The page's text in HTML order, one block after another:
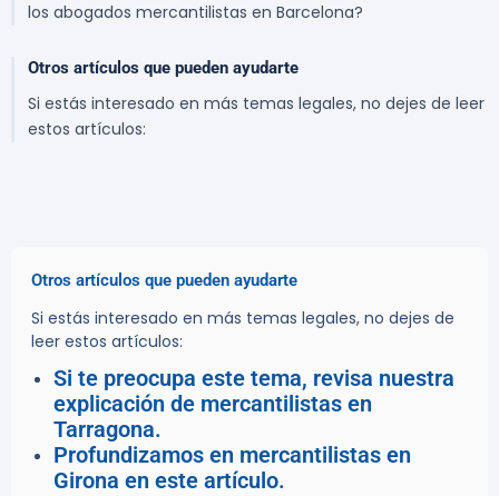
los abogados mercantilistas en Barcelona?
Otros artículos que pueden ayudarte
Si estás interesado en más temas legales, no dejes de leer
estos artículos:
Otros artículos que pueden ayudarte
Si estás interesado en más temas legales, no dejes de
leer estos artículos:
Si te preocupa este tema, revisa nuestra
explicación de mercantilistas en
Tarragona.
Profundizamos en mercantilistas en
Girona en este artículo.